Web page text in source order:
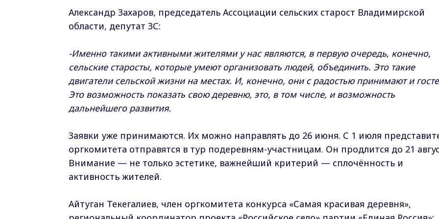
Александр Захаров, председатель Ассоциации сельских старост Владимирской
области, депутат ЗС:
-Именно такими активными жителями у нас являются, в первую очередь, конечно,
сельские старосты, которые умеют организовать людей, объединить. Это такие
двигатели сельской жизни на местах. И, конечно, они с радостью принимают и
Это возможность показать свою деревню, это, в том числе, и возможность
дальнейшего развития.
Заявки уже принимаются. Их можно направлять до 26 июня. С 1 июля
оргкомитета отправятся в тур подеревням-участницам. Он продлится до 21
Внимание — не только эстетике, важнейший критерий — сплочённость и
активность жителей.
Айтуган Текегалиев, член оргкомитета конкурса «Самая красивая деревня»,